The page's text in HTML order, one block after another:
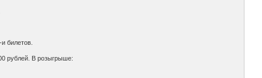
билетов.
рублей. В розыгрыше: